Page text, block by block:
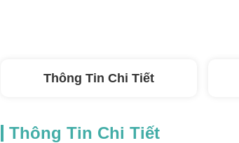
Thông Tin Chi Tiết
Thông Tin Chi Tiết